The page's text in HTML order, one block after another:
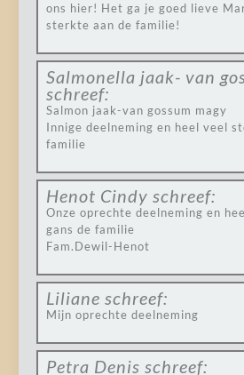
ons hier! Het ga je goed lieve
sterkte aan de familie!
Salmonella jaak- van
schreef:
Salmon jaak-van gossum magy
Innige deelneming en heel veel
familie
Henot Cindy schreef:
Onze oprechte deelneming en
gans de familie
Fam.Dewil-Henot
Liliane schreef:
Mijn oprechte deelneming
Petra Denis schreef: